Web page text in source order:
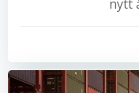
nytt